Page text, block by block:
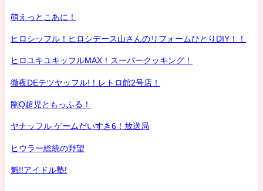
萌えっとこあに！
ヒロシッフル！ヒロシデース山さんのリフォームひとりDIY！！
ヒロユキユキッフルMAX！スーパークッキング！
徹夜DEテツヤッフル!！レトロ館2号店！
剛Q超児ともっふる！
ヤナッフル ゲームだいすき6！放送局
ヒウラー総統の野望
魁!!アイドル塾!